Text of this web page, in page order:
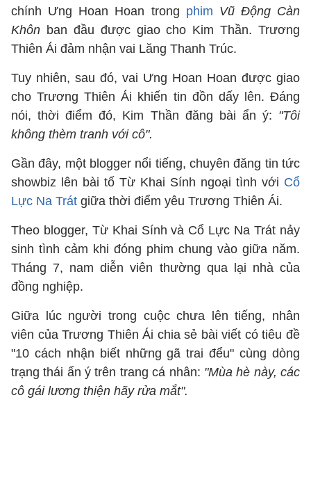
chính Ưng Hoan Hoan trong phim Vũ Động Càn
Khôn ban đầu được giao cho Kim Thần. Trương
Thiên Ái đảm nhận vai Lăng Thanh Trúc.
Tuy nhiên, sau đó, vai Ưng Hoan Hoan được giao
cho Trương Thiên Ái khiến tin đồn dấy lên. Đáng
nói, thời điểm đó, Kim Thần đăng bài ẩn ý: "Tôi
không thèm tranh với cô".
Gần đây, một blogger nổi tiếng, chuyên đăng tin tức
showbiz lên bài tố Từ Khai Sính ngoại tình với Cổ
Lực Na Trát giữa thời điểm yêu Trương Thiên Ái.
Theo blogger, Từ Khai Sính và Cổ Lực Na Trát nảy
sinh tình cảm khi đóng phim chung vào giữa năm.
Tháng 7, nam diễn viên thường qua lại nhà của
đồng nghiệp.
Giữa lúc người trong cuộc chưa lên tiếng, nhân
viên của Trương Thiên Ái chia sẻ bài viết có tiêu đề
"10 cách nhận biết những gã trai đểu" cùng dòng
trạng thái ẩn ý trên trang cá nhân: "Mùa hè này, các
cô gái lương thiện hãy rửa mắt".